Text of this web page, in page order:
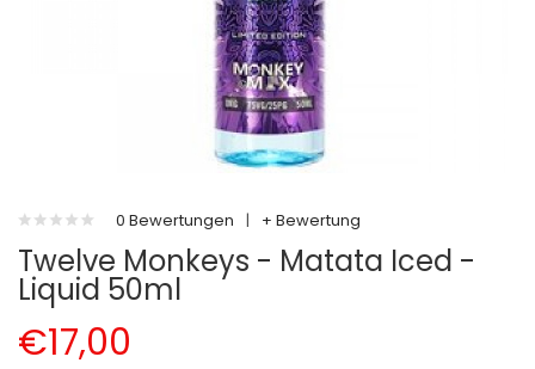
0 Bewertungen | + Bewertung
Twelve Monkeys - Matata Iced -
Liquid 50ml
€17,00